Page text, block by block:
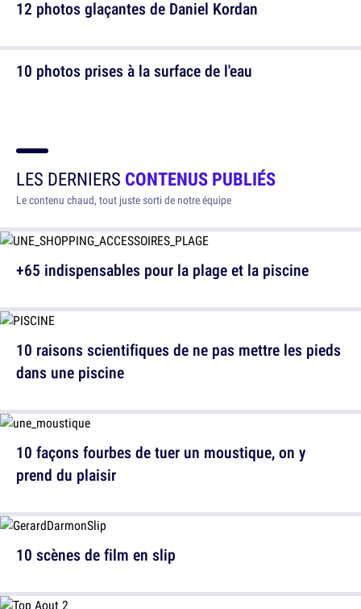
12 photos glaçantes de Daniel Kordan
10 photos prises à la surface de l'eau
LES DERNIERS CONTENUS PUBLIÉS
Le contenu chaud, tout juste sorti de notre équipe
+65 indispensables pour la plage et la piscine
10 façons fourbes de tuer un moustique, on y
prend du plaisir
10 raisons scientifiques de ne pas mettre les pieds
dans une piscine
10 scènes de film en slip